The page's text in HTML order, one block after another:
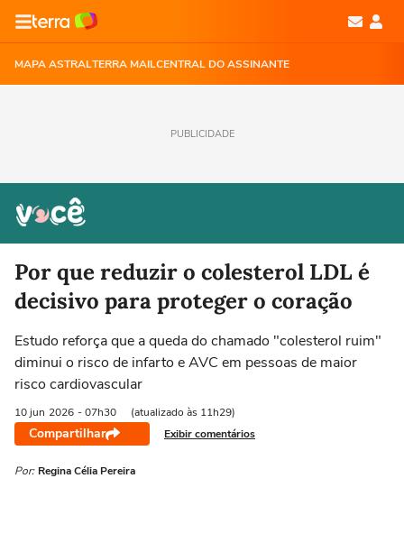
MAPA ASTRALTERRA MAILCENTRAL DO ASSINANTE
PUBLICIDADE
Por que reduzir o colesterol LDL é
decisivo para proteger o coração
Estudo reforça que a queda do chamado "colesterol ruim"
diminui o risco de infarto e AVC em pessoas de maior
risco cardiovascular
10 jun 2026 - 07h30 (atualizado às 11h29)
Compartilhar Exibir comentários
Por: Regina Célia Pereira